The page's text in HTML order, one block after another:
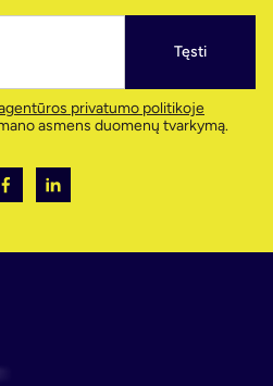
Tęsti
privatumo politikoje
asmens duomenų tvarkymą.